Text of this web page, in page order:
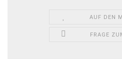
AUF DEN
FRAGE